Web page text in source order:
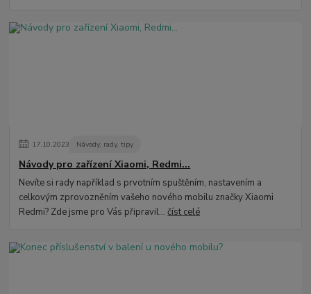
17.10.2023 Návody, rady, tipy
Návody pro zařízení Xiaomi, Redmi...
Nevíte si rady například s prvotním spuštěním, nastavením a
celkovým zprovozněním vašeho nového mobilu značky Xiaomi
Redmi? Zde jsme pro Vás připravil...číst celé